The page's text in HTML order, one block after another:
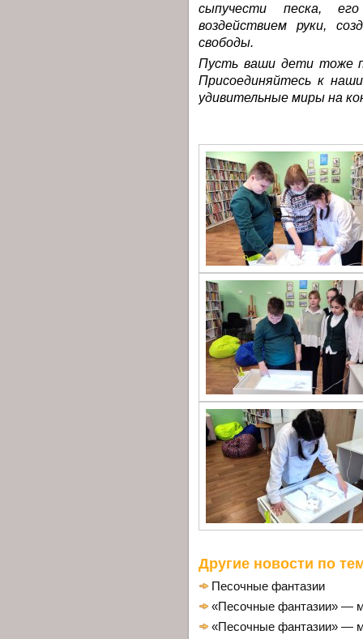
сыпучести песка,
воздействием руки,
свободы.
Пусть ваши дети тоже
Присоединяйтесь к
удивительные миры на
Другие новости по
Песочные фантазии
«Песочные фантазии» —
«Песочные фантазии» —